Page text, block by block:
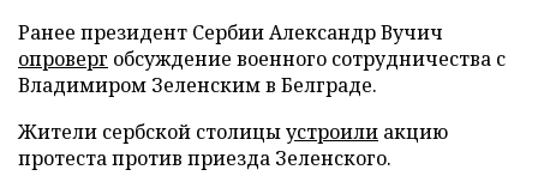
Ранее президент Сербии Александр Вучич
опроверг обсуждение военного сотрудничества с
Владимиром Зеленским в Белграде.
Жители сербской столицыустроили акцию
протеста против приезда Зеленского.